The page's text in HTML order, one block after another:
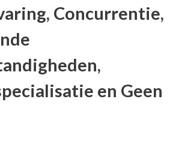
Concurrentie,
en Geen